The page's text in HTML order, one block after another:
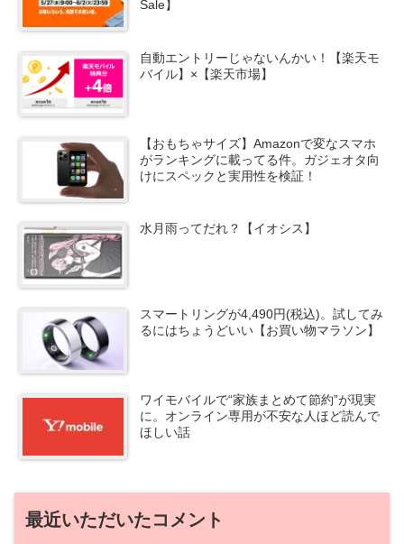
Sale】
自動エントリーじゃないんかい！【楽天モ
バイル】×【楽天市場】
【おもちゃサイズ】Amazonで変なスマホ
がランキングに載ってる件。ガジェオタ向
けにスペックと実用性を検証！
水月雨ってだれ？【イオシス】
スマートリングが4,490円(税込)。試してみ
るにはちょうどいい【お買い物マラソン】
ワイモバイルで“家族まとめて節約”が現実
に。オンライン専用が不安な人ほど読んで
ほしい話
最近いただいたコメント